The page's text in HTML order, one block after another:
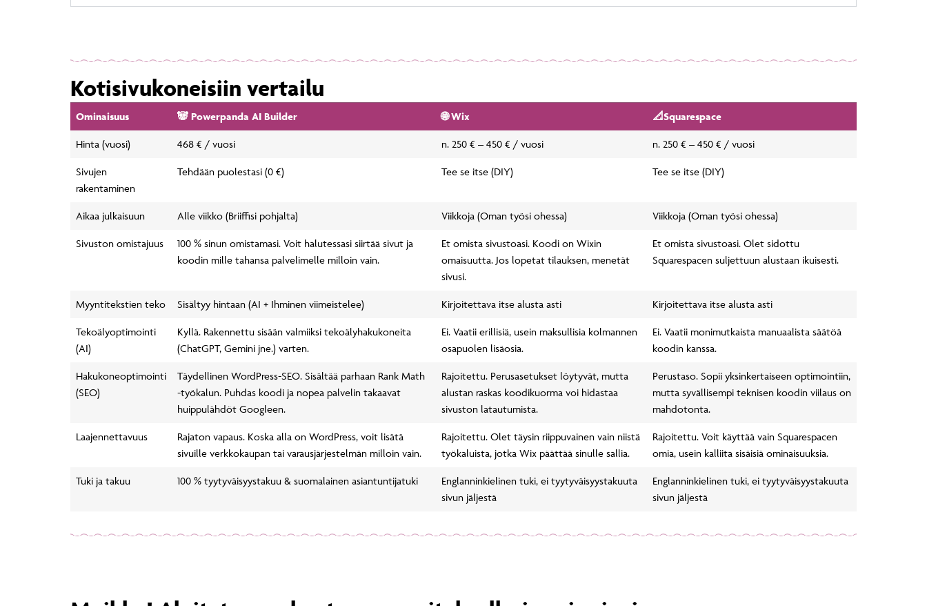
Kotisivukoneisiin vertailu
Ominaisuus 🐼 Powerpanda AI Builder 🌐 Wix 📐Squarespace
Hinta (vuosi) 468 € / vuosi n. 250 € – 450 € / vuosi n. 250 € – 450 € / vuosi
Sivujen
rakentaminen
Tehdään puolestasi (0 €) Tee se itse (DIY) Tee se itse (DIY)
Aikaa julkaisuun Alle viikko (Briiffisi pohjalta) Viikkoja (Oman työsi ohessa) Viikkoja (Oman työsi ohessa)
Sivuston omistajuus
100 % sinun omistamasi. Voit halutessasi siirtää sivut ja
koodin mille tahansa palvelimelle milloin vain.
Et omista sivustoasi. Koodi on Wixin
omaisuutta. Jos lopetat tilauksen, menetät
sivusi.
Et omista sivustoasi. Olet sidottu
Squarespacen suljettuun alustaan ikuisesti.
Myyntitekstien teko Sisältyy hintaan (AI + Ihminen viimeistelee) Kirjoitettava itse alusta asti Kirjoitettava itse alusta asti
Tekoälyoptimointi
(AI)
Kyllä. Rakennettu sisään valmiiksi tekoälyhakukoneita
(ChatGPT, Gemini jne.) varten.
Ei. Vaatii erillisiä, usein maksullisia kolmannen
osapuolen lisäosia.
Ei. Vaatii monimutkaista manuaalista säätöä
koodin kanssa.
Hakukoneoptimointi
(SEO)
Täydellinen WordPress-SEO. Sisältää parhaan Rank Math
-työkalun. Puhdas koodi ja nopea palvelin takaavat
huippulähdöt Googleen.
Rajoitettu. Perusasetukset löytyvät, mutta
alustan raskas koodikuorma voi hidastaa
sivuston latautumista.
Perustaso. Sopii yksinkertaiseen optimointiin,
mutta syvällisempi teknisen koodin viilaus on
mahdotonta.
Laajennettavuus
Rajaton vapaus. Koska alla on WordPress, voit lisätä
sivuille verkkokaupan tai varausjärjestelmän milloin vain.
Rajoitettu. Olet täysin riippuvainen vain niistä
työkaluista, jotka Wix päättää sinulle sallia.
Rajoitettu. Voit käyttää vain Squarespacen
omia, usein kalliita sisäisiä ominaisuuksia.
Tuki ja takuu 100 % tyytyväisyystakuu & suomalainen asiantuntijatuki
Englanninkielinen tuki, ei tyytyväisyystakuuta
sivun jäljestä
Englanninkielinen tuki, ei tyytyväisyystakuuta
sivun jäljestä